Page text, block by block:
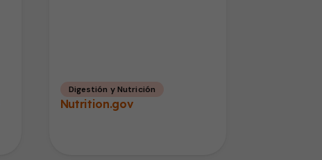
Digestión y Nutrición
Nutrition.gov